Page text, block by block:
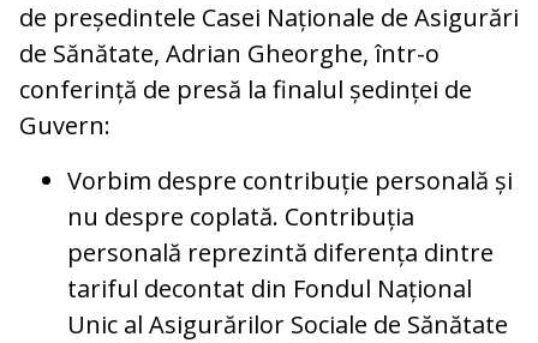
de președintele Casei Naționale de Asigurări
de Sănătate, Adrian Gheorghe, într-o
conferință de presă la finalul ședinței de
Guvern:
Vorbim despre contribuție personală și
nu despre coplată. Contribuția
personală reprezintă diferența dintre
tariful decontat din Fondul Național
Unic al Asigurărilor Sociale de Sănătate